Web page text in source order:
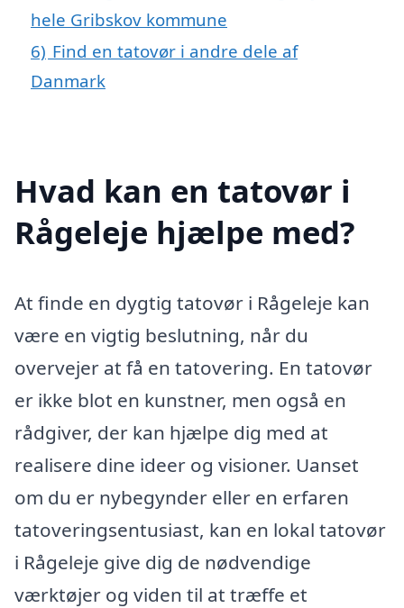
hele Gribskov kommune
6) Find en tatovør i andre dele af
Danmark
Hvad kan en tatovør i
Rågeleje hjælpe med?
At finde en dygtig tatovør i Rågeleje kan
være en vigtig beslutning, når du
overvejer at få en tatovering. En tatovør
er ikke blot en kunstner, men også en
rådgiver, der kan hjælpe dig med at
realisere dine ideer og visioner. Uanset
om du er nybegynder eller en erfaren
tatoveringsentusiast, kan en lokal tatovør
i Rågeleje give dig de nødvendige
værktøjer og viden til at træffe et